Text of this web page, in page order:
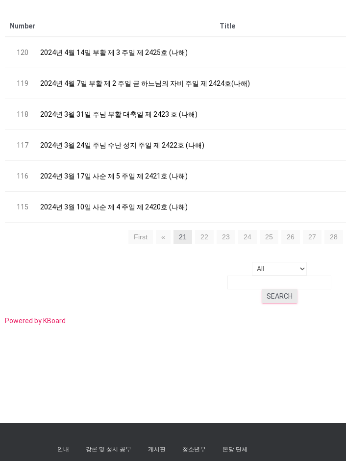
Number Title
120 2024년 4월 14일 부활 제 3 주일 제 2425호 (나해)
119 2024년 4월 7일 부활 제 2 주일 곧 하느님의 자비 주일 제 2424호(나해)
118 2024년 3월 31일 주님 부활 대축일 제 2423 호 (나해)
117 2024년 3월 24일 주님 수난 성지 주일 제 2422호 (나해)
116 2024년 3월 17일 사순 제 5 주일 제 2421호 (나해)
115 2024년 3월 10일 사순 제 4 주일 제 2420호 (나해)
First « 21 22 23 24 25 26 27 28
SEARCH
Powered by KBoard
안내 강론 및 성서 공부 게시판 청소년부 본당 단체